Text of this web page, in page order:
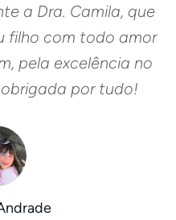
a Dra. Camila, que
filho com todo amor
pela excelência no
por tudo!